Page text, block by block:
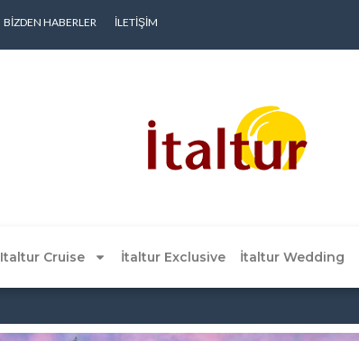
BIZDEN HABERLER İLETIŞIM
Italtur Cruise İtaltur Exclusive İtaltur Wedding